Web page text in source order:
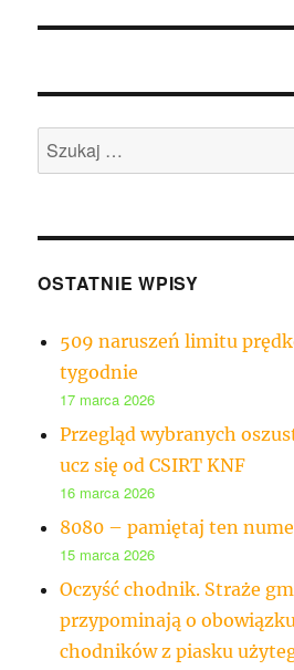
Szukaj:
OSTATNIE WPISY
509 naruszeń limitu
tygodnie
17 marca 2026
Przegląd wybranych
ucz się od CSIRT KNF
16 marca 2026
8080 – pamiętaj ten
15 marca 2026
Oczyść chodnik. Straże
przypominają o
chodników z piasku